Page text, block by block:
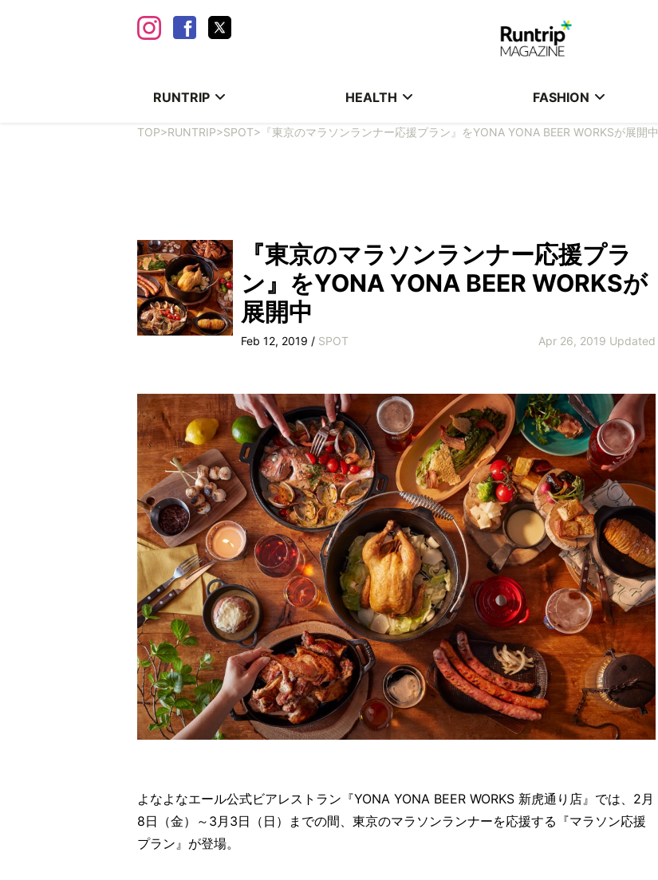
RUNTRIP HEALTH FASHION
TOP>RUNTRIP>SPOT> 『東京のマラソンランナー応援プラン』をYONA YONA BEER WORKSが展開中
『東京のマラソンランナー応援プラ
ン』をYONA YONA BEER WORKSが
展開中
Feb 12, 2019 / SPOT Apr 26, 2019 Updated
よなよなエール公式ビアレストラン『YONA YONA BEER WORKS 新虎通り店』では、2月
8日（金）～3月3日（日）までの間、東京のマラソンランナーを応援する『マラソン応援
プラン』が登場。